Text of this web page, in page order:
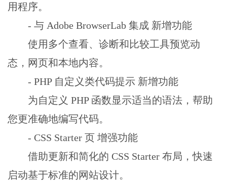
用程序。
- 与 Adobe BrowserLab 集成 新增功能
使用多个查看、诊断和比较工具预览动
态，网页和本地内容。
- PHP 自定义类代码提示 新增功能
为自定义 PHP 函数显示适当的语法，帮助
您更准确地编写代码。
- CSS Starter 页 增强功能
借助更新和简化的 CSS Starter 布局，快速
启动基于标准的网站设计。